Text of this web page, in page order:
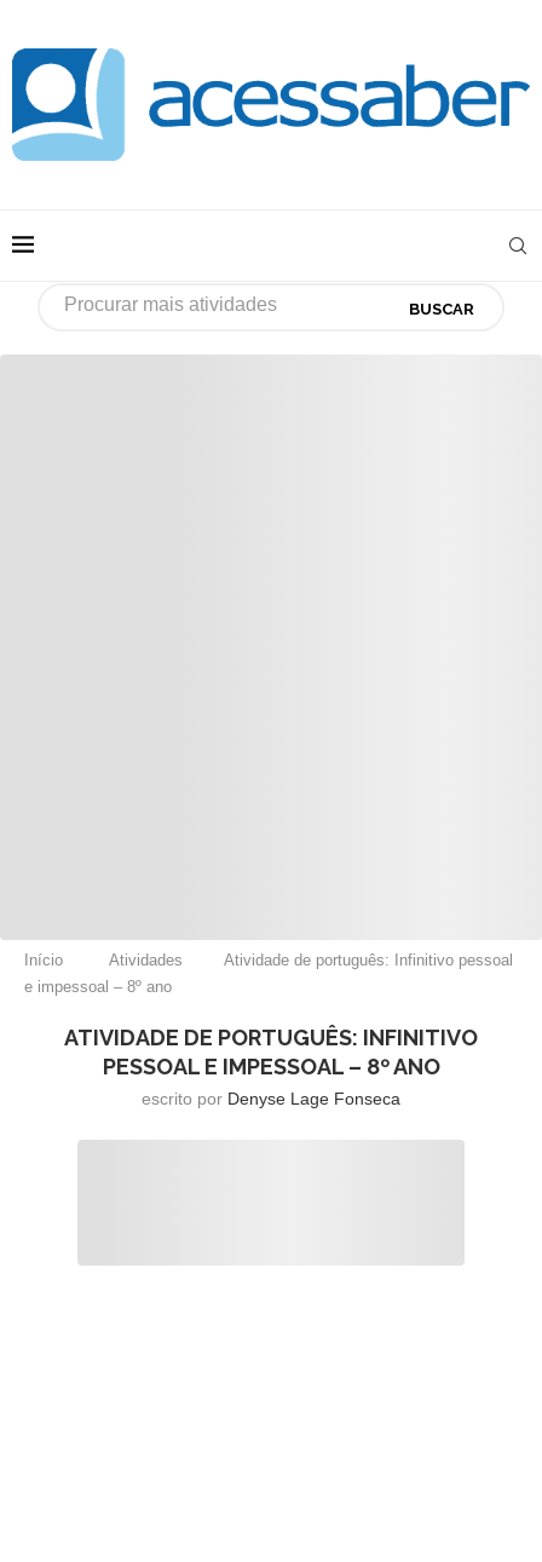
BUSCAR
Início Atividades
Atividade de português: Infinitivo pessoal
e impessoal – 8º ano
ATIVIDADE DE PORTUGUÊS: INFINITIVO
PESSOAL E IMPESSOAL – 8º ANO
escrito por Denyse Lage Fonseca